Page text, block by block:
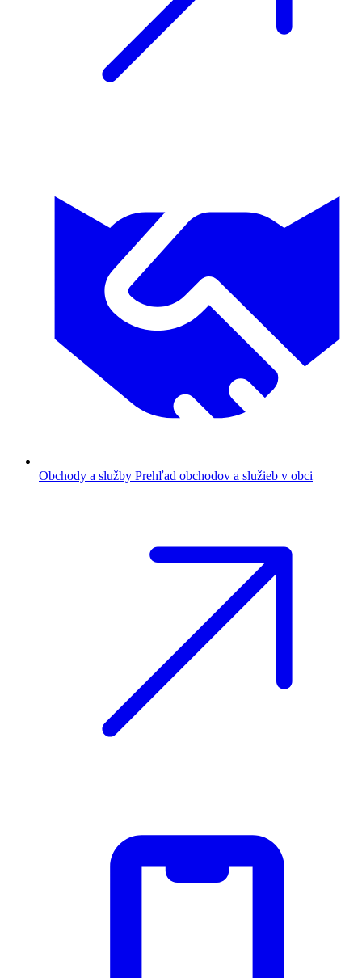
Obchody a služby Prehľad obchodov a služieb v obci